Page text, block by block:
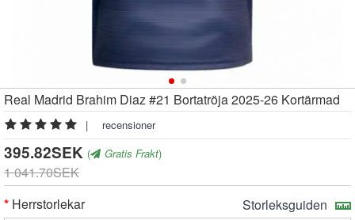
Real Madrid Brahim Diaz #21 Bortatröja 2025-26 Kortärmad
| recensioner
395.82SEK ( Gratis Frakt)
1 041.70SEK
Herrstorlekar
Storleksguiden